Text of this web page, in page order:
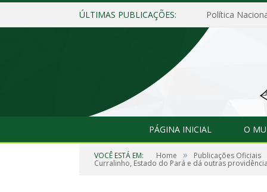
ÚLTIMAS PUBLICAÇÕES: Política
PÁGINA INICIAL O
VOCÊ ESTÁ EM: Home » Publicações Oficiais
Curralinho, Estado do Pará e dá outras